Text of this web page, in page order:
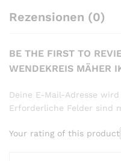
Rezensionen (0)
BE THE FIRST TO
WENDEKREIS MÄHER
Deine E-Mail-Adresse
Erforderliche Felder sind
Your rating of this product